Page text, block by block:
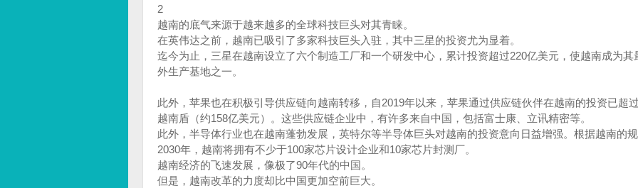
2
越南的底气来源于越来越多的全球科技巨头对其青睐。
在英伟达之前，越南已吸引了多家科技巨头入驻，其中三星的投资尤为显着。
迄今为止，三星在越南设立了六个制造工厂和一个研发中心，累计投资超过220亿美元，使越南成为其
外生产基地之一。
此外，苹果也在积极引导供应链向越南转移，自2019年以来，苹果通过供应链伙伴在越南的投资已超
越南盾（约158亿美元）。这些供应链企业中，有许多来自中国，包括富士康、立讯精密等。
此外，半导体行业也在越南蓬勃发展，英特尔等半导体巨头对越南的投资意向日益增强。根据越南的
2030年，越南将拥有不少于100家芯片设计企业和10家芯片封测厂。
越南经济的飞速发展，像极了90年代的中国。
但是，越南改革的力度却比中国更加空前巨大。